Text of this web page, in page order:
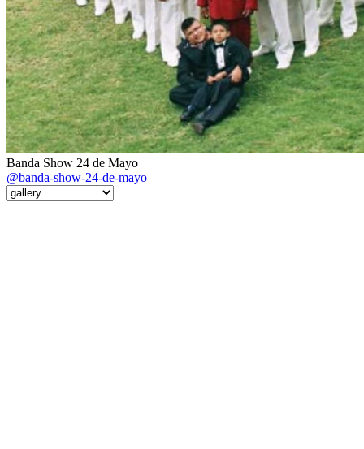
Banda Show 24 de Mayo
@banda-show-24-de-mayo